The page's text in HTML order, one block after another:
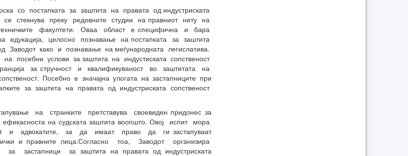
со постапката за заштита на правата од индустриската
се стекнува преку редовните студии на правниот ниту на
факултети. Оваа област е специфична и бара
едукација, целосно познавање на постапката за заштита
Заводот како и познавање на меѓународната легислатива.
посебни услови за заштита на индустиската сопственост
за стручност и квалификуваност во заштитата на
Посебно е значајна улогата на застапниците при
за заштита на правата од индустриската сопственост
на странките претставува своевиден придонес за
ефикасноста на судската заштита воопшто. Овој испит мора
и адвокатите, за да имаат право да ги застапуваат
и правните лица.Согласно тоа, Заводот организира
за застапници за заштита на правата од индустриската